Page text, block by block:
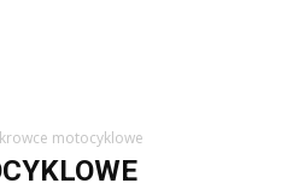
motocyklowe